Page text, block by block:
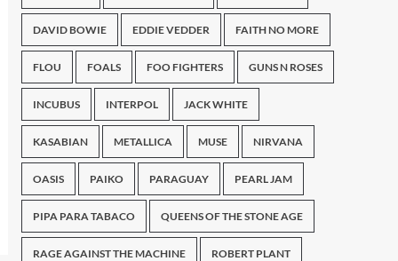
DAVID BOWIE EDDIE VEDDER FAITH NO MORE
FLOU FOALS FOO FIGHTERS GUNS N ROSES
INCUBUS INTERPOL JACK WHITE
KASABIAN METALLICA MUSE NIRVANA
OASIS PAIKO PARAGUAY PEARL JAM
PIPA PARA TABACO QUEENS OF THE STONE AGE
RAGE AGAINST THE MACHINE ROBERT PLANT